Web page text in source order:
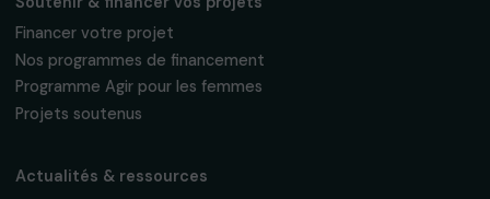
16, rue de l’étang, Paris Nord 2
95 977 Roissy CDG Cedex
fondation@raja.fr